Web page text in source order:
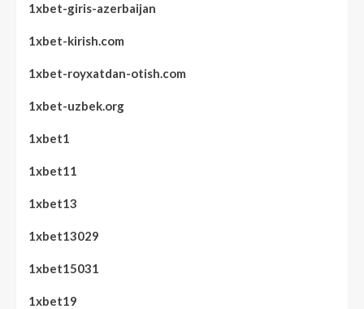
1xbet-giris-azerbaijan
1xbet-kirish.com
1xbet-royxatdan-otish.com
1xbet-uzbek.org
1xbet1
1xbet11
1xbet13
1xbet13029
1xbet15031
1xbet19